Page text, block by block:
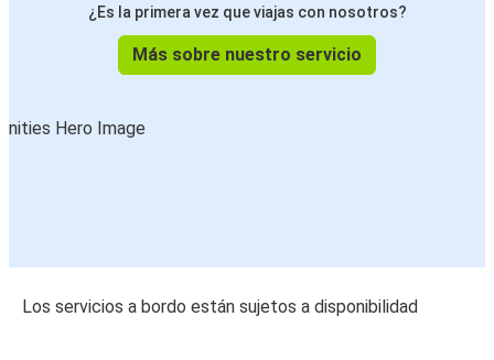
¿Es la primera vez que viajas con nosotros?
Más sobre nuestro servicio
Los servicios a bordo están sujetos a disponibilidad